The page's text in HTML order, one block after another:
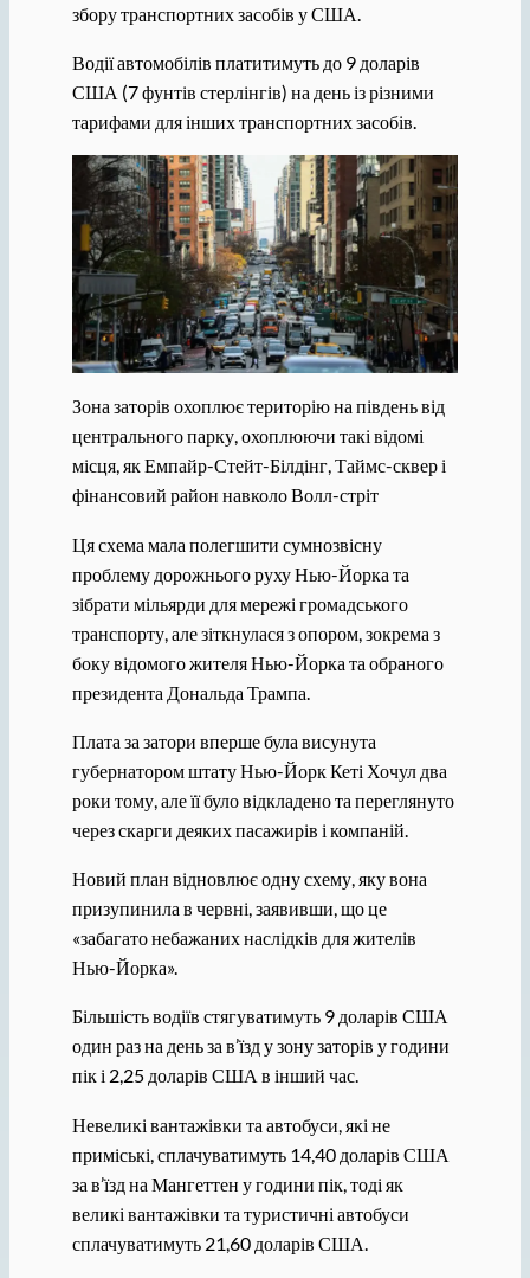
збору транспортних засобів у США.
Водії автомобілів платитимуть до 9 доларів
США (7 фунтів стерлінгів) на день із різними
тарифами для інших транспортних засобів.
Зона заторів охоплює територію на південь від
центрального парку, охоплюючи такі відомі
місця, як Емпайр-Стейт-Білдінг, Таймс-сквер і
фінансовий район навколо Волл-стріт
Ця схема мала полегшити сумнозвісну
проблему дорожнього руху Нью-Йорка та
зібрати мільярди для мережі громадського
транспорту, але зіткнулася з опором, зокрема з
боку відомого жителя Нью-Йорка та обраного
президента Дональда Трампа.
Плата за затори вперше була висунута
губернатором штату Нью-Йорк Кеті Хочул два
роки тому, але її було відкладено та переглянуто
через скарги деяких пасажирів і компаній.
Новий план відновлює одну схему, яку вона
призупинила в червні, заявивши, що це
«забагато небажаних наслідків для жителів
Нью-Йорка».
Більшість водіїв стягуватимуть 9 доларів США
один раз на день за в’їзд у зону заторів у години
пік і 2,25 доларів США в інший час.
Невеликі вантажівки та автобуси, які не
приміські, сплачуватимуть 14,40 доларів США
за в’їзд на Мангеттен у години пік, тоді як
великі вантажівки та туристичні автобуси
сплачуватимуть 21,60 доларів США.